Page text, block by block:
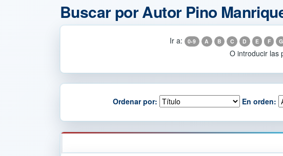
Buscar por Autor Pino
Ir a: 0-9 A B C D E F G
O introducir las
Ordenar por: En orden: